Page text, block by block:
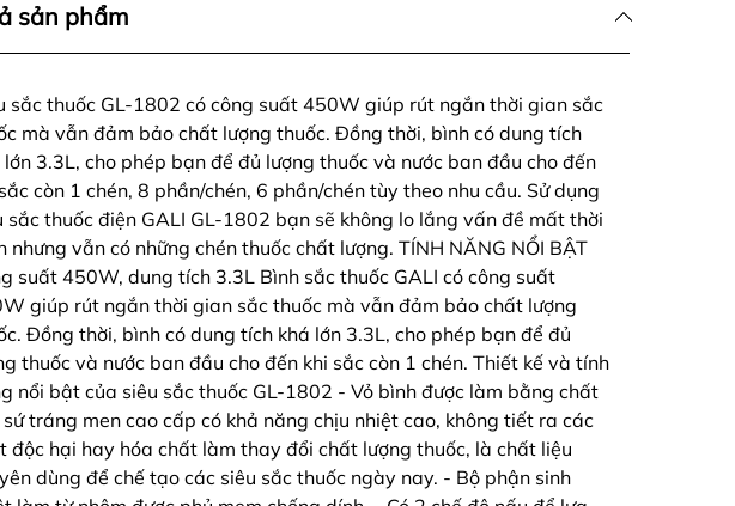
sản phẩm
sắc thuốc GL-1802 có công suất 450W giúp rút ngắn thời gian sắc
mà vẫn đảm bảo chất lượng thuốc. Đồng thời, bình có dung tích
lớn 3.3L, cho phép bạn để đủ lượng thuốc và nước ban đầu cho đến
còn 1 chén, 8 phần/chén, 6 phần/chén tùy theo nhu cầu. Sử dụng
sắc thuốc điện GALI GL-1802 bạn sẽ không lo lắng vấn đề mất thời
nhưng vẫn có những chén thuốc chất lượng. TÍNH NĂNG NỔI BẬT
suất 450W, dung tích 3.3L Bình sắc thuốc GALI có công suất
giúp rút ngắn thời gian sắc thuốc mà vẫn đảm bảo chất lượng
Đồng thời, bình có dung tích khá lớn 3.3L, cho phép bạn để đủ
thuốc và nước ban đầu cho đến khi sắc còn 1 chén. Thiết kế và tính
nổi bật của siêu sắc thuốc GL-1802 - Vỏ bình được làm bằng chất
sứ tráng men cao cấp có khả năng chịu nhiệt cao, không tiết ra các
độc hại hay hóa chất làm thay đổi chất lượng thuốc, là chất liệu
dùng để chế tạo các siêu sắc thuốc ngày nay. - Bộ phận sinh